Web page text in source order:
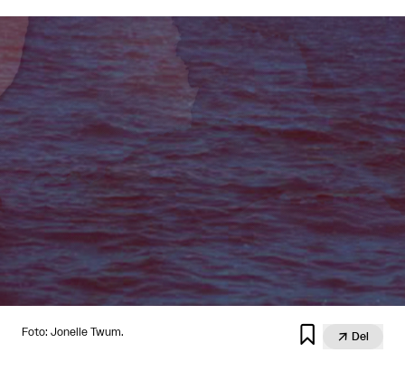
Foto: Jonelle Twum.   Del